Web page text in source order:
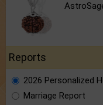
Reports
2026 Personalized
Marriage Report